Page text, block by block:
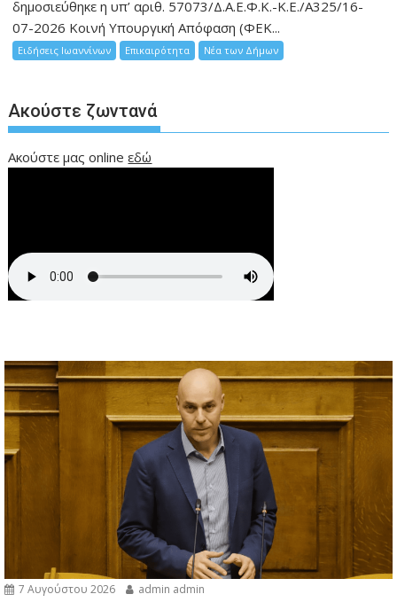
δημοσιεύθηκε η υπ’ αριθ. 57073/Δ.Α.Ε.Φ.Κ.-Κ.Ε./Α325/16-
07-2026 Κοινή Υπουργική Απόφαση (ΦΕΚ...
Ειδήσεις Ιωαννίνων Επικαιρότητα Νέα των Δήμων
Ακούστε ζωντανά
Ακούστε μας onlineεδώ
7 Αυγούστου 2026 admin admin